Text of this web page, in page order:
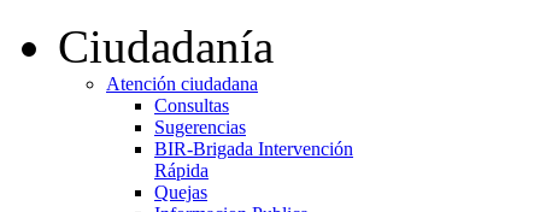
Ciudadanía
Atención ciudadana
Consultas
Sugerencias
BIR-Brigada Intervención
Rápida
Quejas